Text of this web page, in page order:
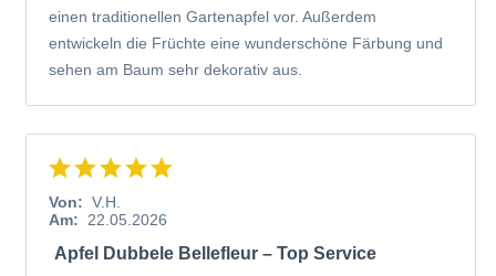
einen traditionellen Gartenapfel vor. Außerdem
entwickeln die Früchte eine wunderschöne Färbung und
sehen am Baum sehr dekorativ aus.
Von: V.H.
Am:
22.05.2026
Apfel Dubbele Bellefleur – Top Service